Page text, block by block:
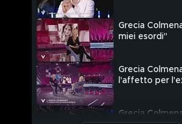
Grecia
miei esordi"
Grecia
l'affetto per
Grecia